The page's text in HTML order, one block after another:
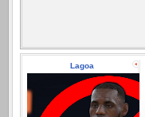
Lagoa